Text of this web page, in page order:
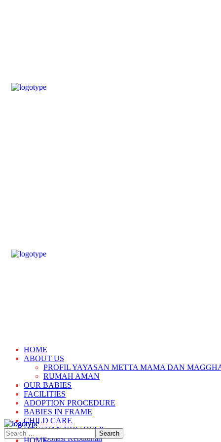
HOME
ABOUT US
PROFIL YAYASAN METTA MAMA DAN
RUMAH AMAN
OUR BABIES
FACILITIES
ADOPTION PROCEDURE
BABIES IN FRAME
CHILD CARE
HOW CAN YOU HELP
Donasi Kebutuhan
HOME